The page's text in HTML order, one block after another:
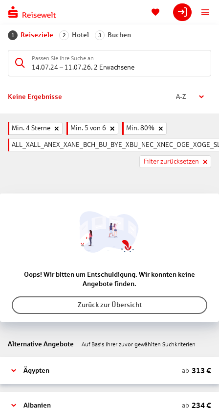
1 Reiseziele 2 Hotel 3 Buchen
Passen Sie Ihre Suche an
14.07.24 – 11.07.26, 2 Erwachsene
Keine Ergebnisse A-Z
Min. 4 Sterne Min. 5 von 6 Min. 80%
Filter zurücksetzen
Oops! Wir bitten um Entschuldigung. Wir konnten keine
Angebote finden.
Zurück zur Übersicht
Alternative Angebote Auf Basis Ihrer zuvor gewählten Suchkriterien
Ägypten ab 313 €
Albanien ab 234€